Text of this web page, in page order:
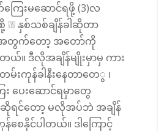
ြေးမဆောင်ရဖို့ (3)လ
နှစ်သစ်ချိန်ခါဆိုတာ
းအတွက်တော့ အတော်ကို
ယ်။ ဒီလိုအချိန်မျိုးမှာမှ ကား
းကုန်ခါနီးနေတာတေွ ၊
ပေးဆောင်ရမှာတွေ
ရင်တော့ မလိုအပ်ဘဲ အချိန်
န်စေနိုင်ပါတယ်။ ဒါကြောင့်